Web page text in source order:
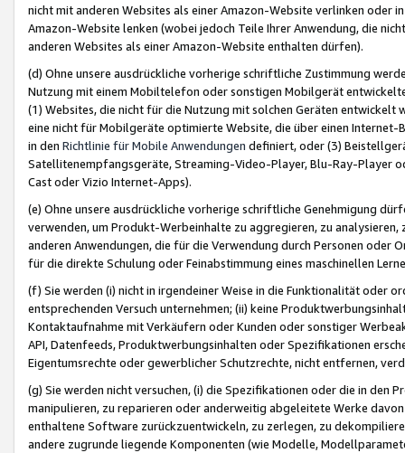
nicht mit anderen Websites als einer Amazon-Website verlinken oder
Amazon-Website lenken (wobei jedoch Teile Ihrer Anwendung, die
anderen Websites als einer Amazon-Website enthalten dürfen).
(d) Ohne unsere ausdrückliche vorherige schriftliche Zustimmung
Nutzung mit einem Mobiltelefon oder sonstigen Mobilgerät
(1) Websites, die nicht für die Nutzung mit solchen Geräten
eine nicht für Mobilgeräte optimierte Website, die über einen
in den Richtlinie für Mobile Anwendungen definiert, oder (3)
Satellitenempfangsgeräte, Streaming-Video-Player, Blu-Ray-Player
Cast oder Vizio Internet-Apps).
(e) Ohne unsere ausdrückliche vorherige schriftliche Genehmigung
verwenden, um Produkt-Werbeinhalte zu aggregieren, zu
anderen Anwendungen, die für die Verwendung durch Personen
für die direkte Schulung oder Feinabstimmung eines maschinellen
(f) Sie werden (i) nicht in irgendeiner Weise in die Funktionalität oder
entsprechenden Versuch unternehmen; (ii) keine
Kontaktaufnahme mit Verkäufern oder Kunden oder sonstiger
API, Datenfeeds, Produktwerbungsinhalten oder Spezifikationen
Eigentumsrechte oder gewerblicher Schutzrechte, nicht entfernen,
(g) Sie werden nicht versuchen, (i) die Spezifikationen oder die in
manipulieren, zu reparieren oder anderweitig abgeleitete Werke
enthaltene Software zurückzuentwickeln, zu zerlegen, zu
andere zugrunde liegende Komponenten (wie Modelle,